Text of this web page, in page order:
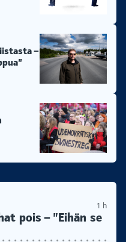
–
1 h
pois – ”Eihän se